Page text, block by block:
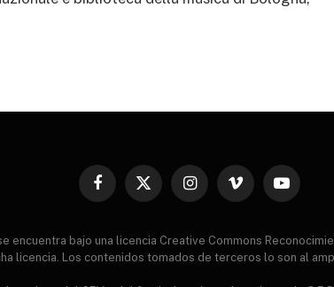
Facebook
X
InstagramVimeo YouTube
bajo una licencia Creative Commons
licencia. Los contenidos tomados de terceros lo son al